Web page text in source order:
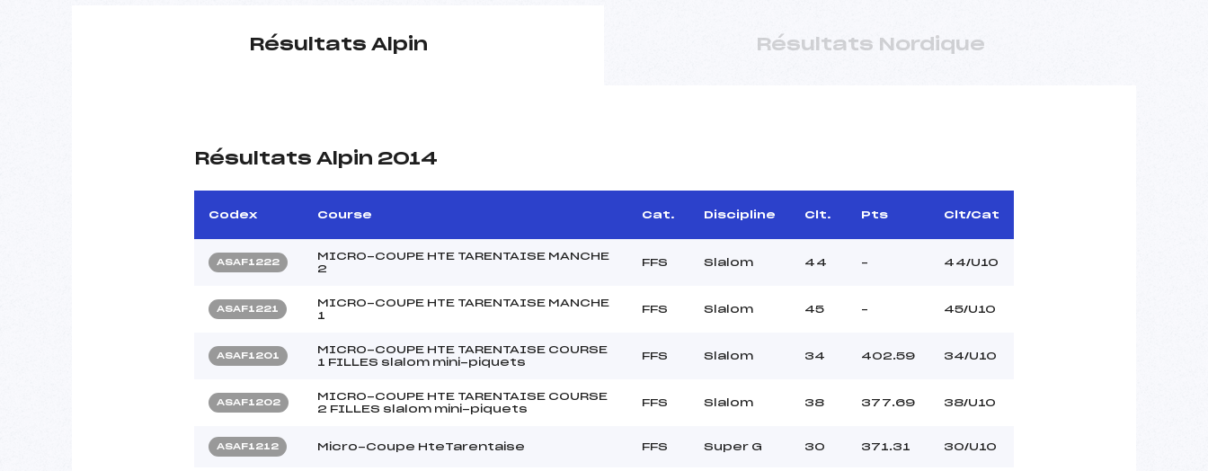
Résultats Alpin Résultats Nordique
Résultats Alpin 2014
Codex Course Cat. Discipline Clt. Pts Clt/Cat
ASAF1222
MICRO-COUPE HTE TARENTAISE MANCHE
2
FFS Slalom 44 – 44/U10
ASAF1221
MICRO-COUPE HTE TARENTAISE MANCHE
1
FFS Slalom 45 – 45/U10
ASAF1201
MICRO-COUPE HTE TARENTAISE COURSE
1 FILLES slalom mini-piquets
FFS Slalom 34 402.59 34/U10
ASAF1202
MICRO-COUPE HTE TARENTAISE COURSE
2 FILLES slalom mini-piquets
FFS Slalom 38 377.69 38/U10
ASAF1212 Micro-Coupe HteTarentaise FFS Super G 30 371.31 30/U10